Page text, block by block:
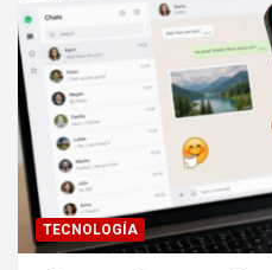
TECNOLOGÍA